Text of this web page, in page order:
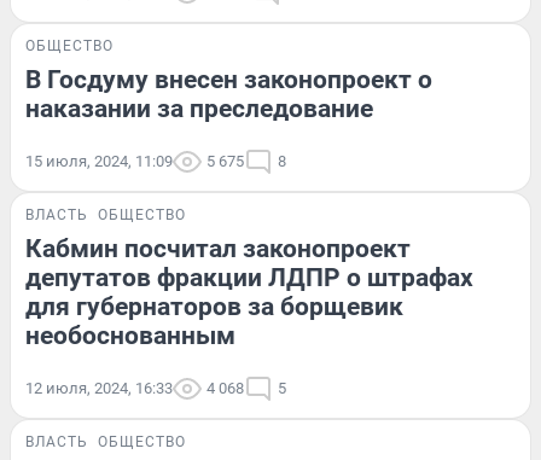
ОБЩЕСТВО
В Госдуму внесен законопроект о
наказании за преследование
15 июля, 2024, 11:09 5 675 8
ВЛАСТЬ ОБЩЕСТВО
Кабмин посчитал законопроект
депутатов фракции ЛДПР о штрафах
для губернаторов за борщевик
необоснованным
12 июля, 2024, 16:33 4 068 5
ВЛАСТЬ ОБЩЕСТВО